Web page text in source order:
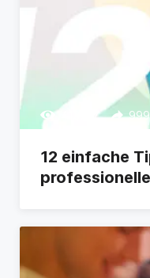
413717 999
12 einfache